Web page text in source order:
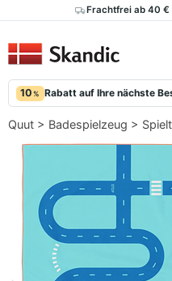
Frachtfrei ab 40 €
10 % Rabatt auf Ihre nächste
Quut > Badespielzeug >